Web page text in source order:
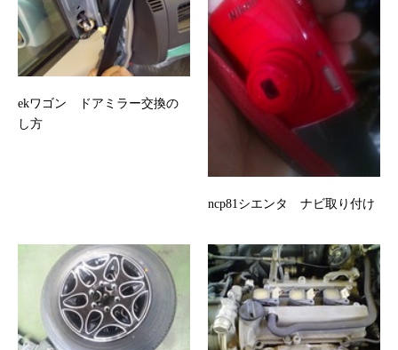
ekワゴン ドアミラー交換の
し方
ncp81シエンタ ナビ取り付け